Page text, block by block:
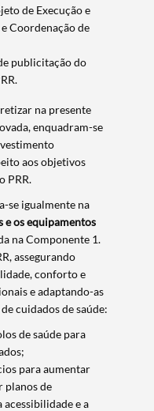
de Execução e
Coordenação de
publicitação do
na presente
enquadram-se
aos objetivos
PRR.
se igualmente na
e os equipamentos
na Componente 1.
assegurando
conforto e
e adaptando-as
cuidados de saúde:
de saúde para
para aumentar
planos de
acessibilidade e a